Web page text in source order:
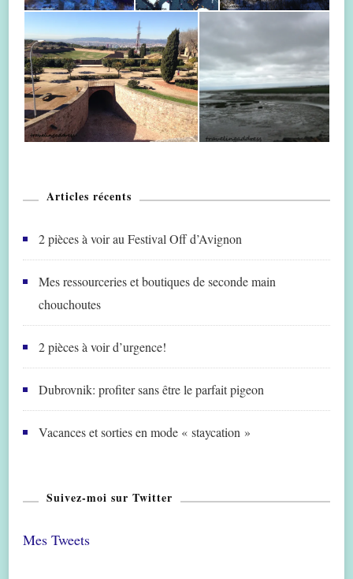
Articles récents
2 pièces à voir au Festival Off d’Avignon
Mes ressourceries et boutiques de seconde main
chouchoutes
2 pièces à voir d’urgence!
Dubrovnik: profiter sans être le parfait pigeon
Vacances et sorties en mode « staycation »
Suivez-moi sur Twitter
Mes Tweets